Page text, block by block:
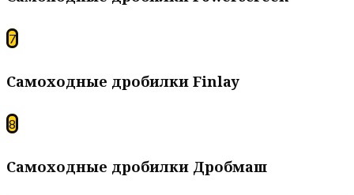
7
Самоходные дробилки Finlay
8
Самоходные дробилки Дробмаш